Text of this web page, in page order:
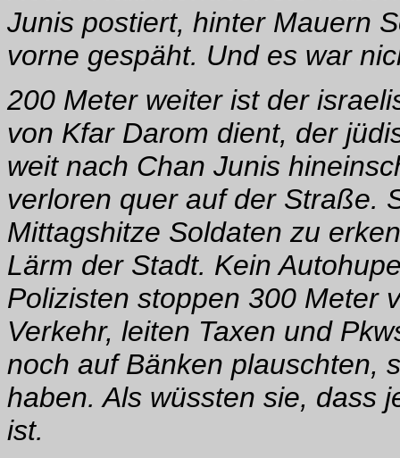
Junis postiert, hinter Mauern
vorne gespäht. Und es war
200 Meter weiter ist der
von Kfar Darom dient, der
weit nach Chan Junis
verloren quer auf der Straße.
Mittagshitze Soldaten zu
Lärm der Stadt. Kein
Polizisten stoppen 300 Meter
Verkehr, leiten Taxen und
noch auf Bänken plauschten,
haben. Als wüssten sie, dass
ist.